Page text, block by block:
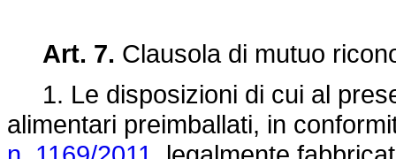
Art. 7. Clausola di mutuo
1. Le disposizioni di cui al
alimentari preimballati, in